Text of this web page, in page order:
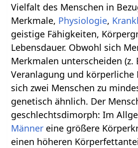
Vielfalt des Menschen in
Merkmale, Physiologie,
geistige Fähigkeiten,
Lebensdauer. Obwohl sich
Merkmalen unterscheiden (z.
Veranlagung und körperliche
sich zwei Menschen zu
genetisch ähnlich. Der
geschlechtsdimorph: Im
Männer eine größere
einen höheren